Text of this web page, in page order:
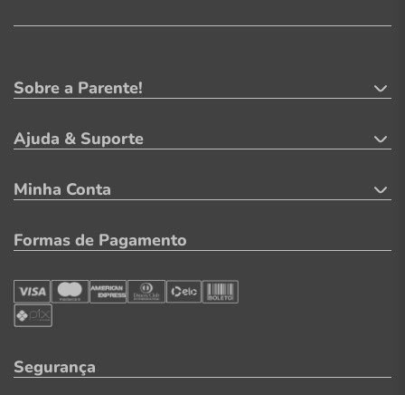
Sobre a Parente!
Ajuda & Suporte
Minha Conta
Formas de Pagamento
Segurança